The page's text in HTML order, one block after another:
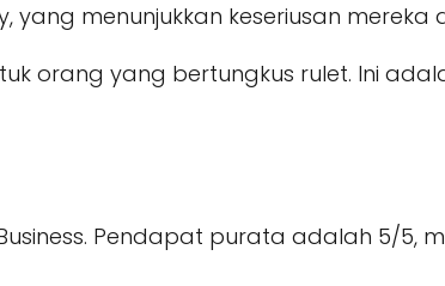
yang menunjukkan keseriusan
orang yang bertungkus rulet. Ini
Pendapat purata adalah 5/5,